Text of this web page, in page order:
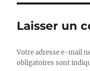
Laisser un
Votre adresse e-mail
obligatoires sont